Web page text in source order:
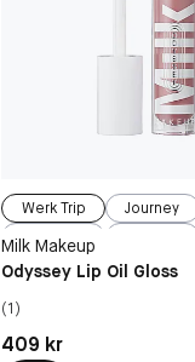
Werk Trip
Journey
Voyage
Soul Search
Milk Makeup
Odyssey Lip Oil Gloss
(1)
Pris: 409 kr
409 kr